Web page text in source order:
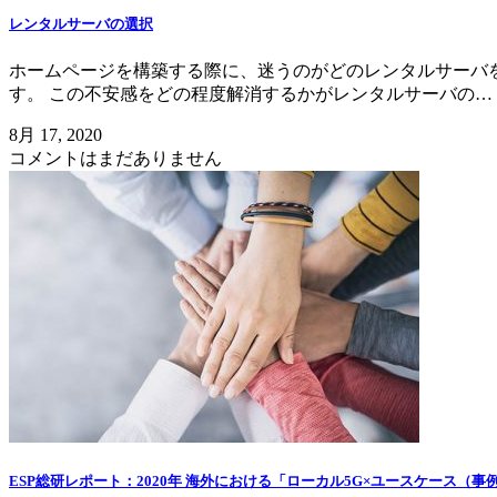
レンタルサーバの選択
ホームページを構築する際に、迷うのがどのレンタルサー
す。 この不安感をどの程度解消するかがレンタルサーバの…
8月 17, 2020
コメントはまだありません
ESP総研レポート：2020年 海外における「ローカル5G×ユースケース（